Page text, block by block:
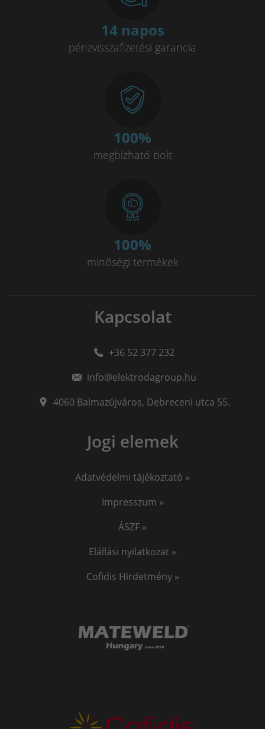
14 napos
pénzvisszafizetési garancia
100%
megbízható bolt
100%
minőségi termékek
Kapcsolat
+36 52 377 232
info@elektrodagroup.hu
4060 Balmazújváros, Debreceni utca 55.
Jogi elemek
Adatvédelmi tájékoztató »
Impresszum »
ÁSZF »
Elállási nyilatkozat »
Cofidis Hirdetmény »